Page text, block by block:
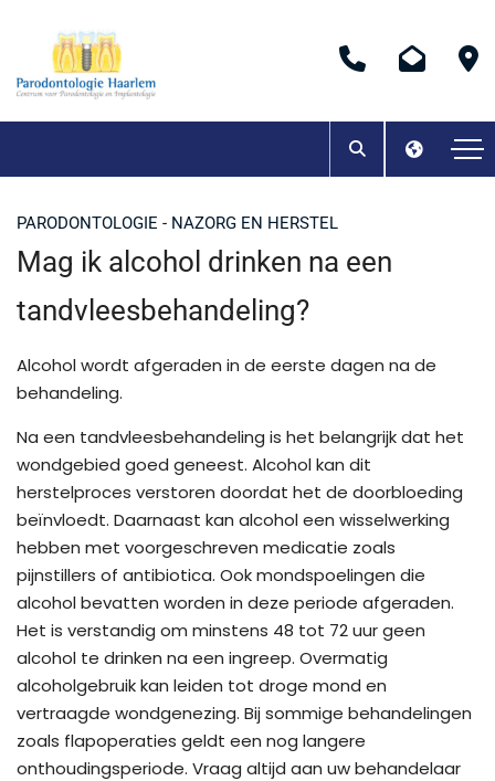
PARODONTOLOGIE - NAZORG EN HERSTEL
Mag ik alcohol drinken na een
tandvleesbehandeling?
Alcohol wordt afgeraden in de eerste dagen na de
behandeling.
Na een tandvleesbehandeling is het belangrijk dat het
wondgebied goed geneest. Alcohol kan dit
herstelproces verstoren doordat het de doorbloeding
beïnvloedt. Daarnaast kan alcohol een wisselwerking
hebben met voorgeschreven medicatie zoals
pijnstillers of antibiotica. Ook mondspoelingen die
alcohol bevatten worden in deze periode afgeraden.
Het is verstandig om minstens 48 tot 72 uur geen
alcohol te drinken na een ingreep. Overmatig
alcoholgebruik kan leiden tot droge mond en
vertraagde wondgenezing. Bij sommige behandelingen
zoals flapoperaties geldt een nog langere
onthoudingsperiode. Vraag altijd aan uw behandelaar